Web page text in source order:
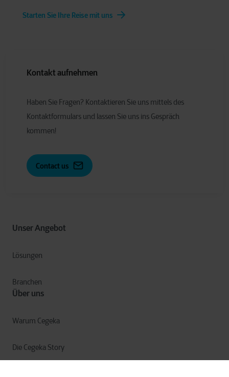
Starten Sie Ihre Reise mit uns
Unser Angebot
Lösungen
Branchen
Über uns
Warum Cegeka
Die Cegeka Story
Kontakt aufnehmen
Haben Sie Fragen? Kontaktieren Sie uns mittels des
Kontaktformulars und lassen Sie uns ins Gespräch
kommen!
Contact us